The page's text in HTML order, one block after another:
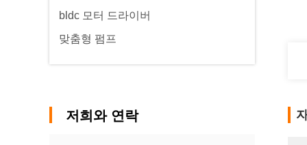
bldc 모터 드라이버
맞춤형 펌프
저희와 연락